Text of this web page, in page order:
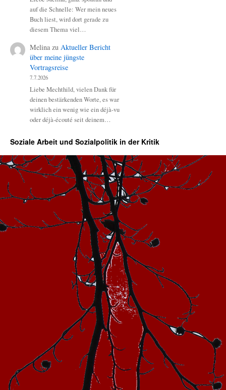
auf die Schnelle: Wer mein neues
Buch liest, wird dort gerade zu
diesem Thema viel…
Melina zu Aktueller Bericht
über meine jüngste
Vortragsreise
7.7.2026
Liebe Mechthild, vielen Dank für
deinen bestärkenden Worte, es war
wirklich ein wenig wie ein déjà-vu
oder déjà-écouté seit deinem…
Soziale Arbeit und Sozialpolitik in der Kritik